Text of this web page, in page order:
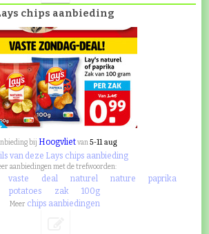
chips aanbieding
bij Hoogvlietvan5-11 aug
van deze Lays chips aanbieding
aanbiedingen met de trefwoorden:
vaste deal naturel nature
paprika
potatoes
zak 100g
Meer chips aanbiedingen